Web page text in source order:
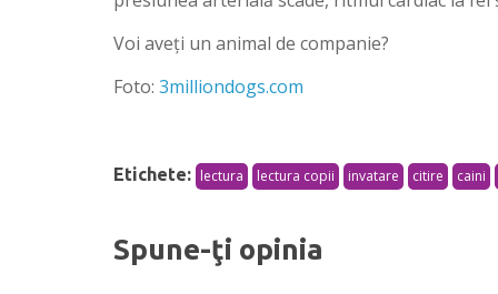
Voi aveţi un animal de companie?
Foto: 3milliondogs.com
Etichete: lectura lectura copii invatare citire caini
Spune-ţi opinia